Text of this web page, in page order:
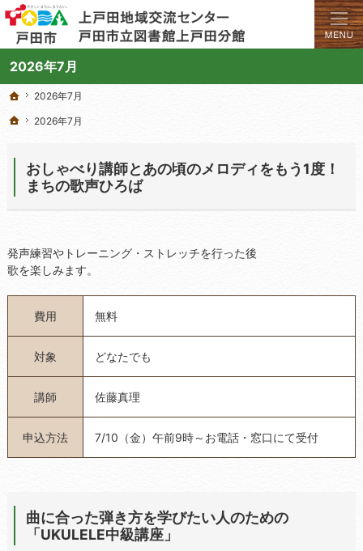
2026年7月
学びと交流のプラットフォーム。地域の講座や施設をご案内しています。
上戸田地域交流センターや戸田市立図書館上戸田分館の総合案内サイト
ホーム
2026年7月
2026年7月 1日
おしゃべり講師とあの頃のメロディをもう1度！
まちの歌声ひろば
発声練習やトレーニング・ストレッチを行った後
歌を楽しみます。
費用 無料
対象 どなたでも
講師 佐藤真理
申込方法 7/10（金）午前9時～お電話・窓口にて受付
曲に合った弾き方を学びたい人のための
「UKULELE中級講座」
ホーム
2026年7月